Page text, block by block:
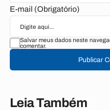
E-mail (Obrigatório)
Salvar meus dados neste
comentar.
Publicar
Leia Também